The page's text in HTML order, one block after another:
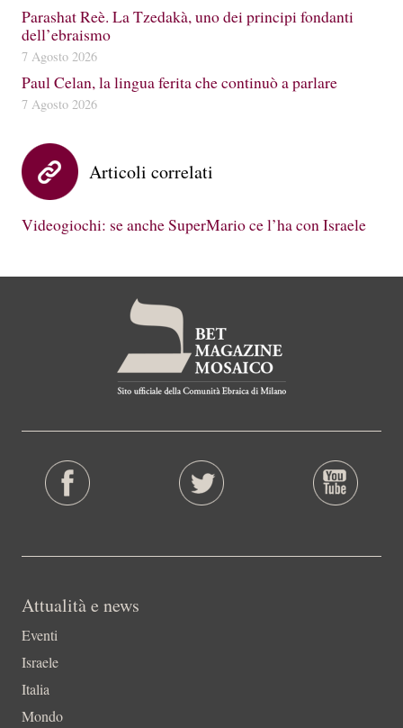
Parashat Reè. La Tzedakà, uno dei principi fondanti
dell’ebraismo
7 Agosto 2026
Paul Celan, la lingua ferita che continuò a parlare
7 Agosto 2026
Articoli correlati
Videogiochi: se anche SuperMario ce l’ha con Israele
Attualità e news
Eventi
Israele
Italia
Mondo